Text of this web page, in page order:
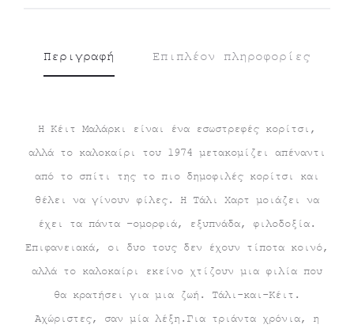
Περιγραφή Επιπλέον πληροφορίες
Η Κέιτ Μαλάρκι είναι ένα εσωστρεφές κορίτσι,
αλλά το καλοκαίρι του 1974 μετακομίζει απέναντι
από το σπίτι της το πιο δημοφιλές κορίτσι και
θέλει να γίνουν φίλες. Η Τάλι Χαρτ μοιάζει να
έχει τα πάντα –ομορφιά, εξυπνάδα, φιλοδοξία.
Επιφανειακά, οι δυο τους δεν έχουν τίποτα κοινό,
αλλά το καλοκαίρι εκείνο χτίζουν μια φιλία που
θα κρατήσει για μια ζωή. Τάλι-και-Κέιτ.
Αχώριστες, σαν μία λέξη.Για τριάντα χρόνια, η